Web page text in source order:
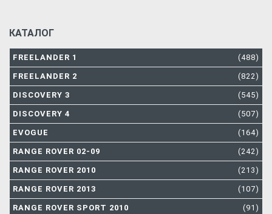
КАТАЛОГ
FREELANDER 1 (488)
FREELANDER 2 (822)
DISCOVERY 3 (545)
DISCOVERY 4 (507)
EVOGUE (164)
RANGE ROVER 02-09 (242)
RANGE ROVER 2010 (213)
RANGE ROVER 2013 (107)
RANGE ROVER SPORT 2010 (91)